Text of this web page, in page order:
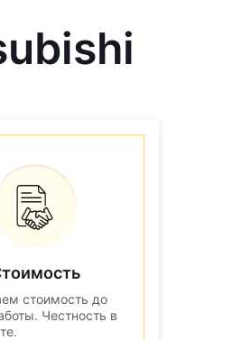
стоимость до
Честность в